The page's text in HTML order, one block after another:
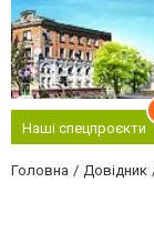
Наші спецпроєкти
Головна Довідник